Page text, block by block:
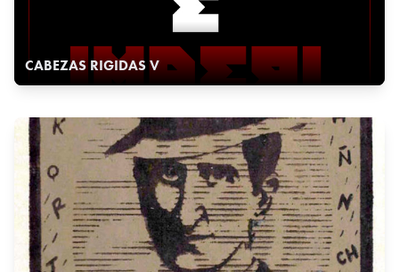
CABEZAS RIGIDAS V